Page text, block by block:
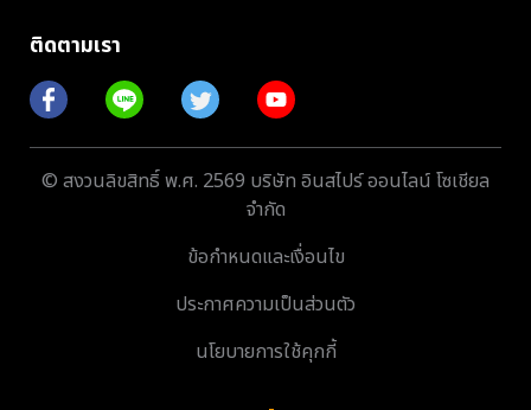
ติดตามเรา
© สงวนลิขสิทธิ์ พ.ศ. 2569 บริษัท อินสไปร์ ออนไลน์ โซเชียล
จำกัด
ข้อกำหนดและเงื่อนไข
ประกาศความเป็นส่วนตัว
นโยบายการใช้คุกกี้